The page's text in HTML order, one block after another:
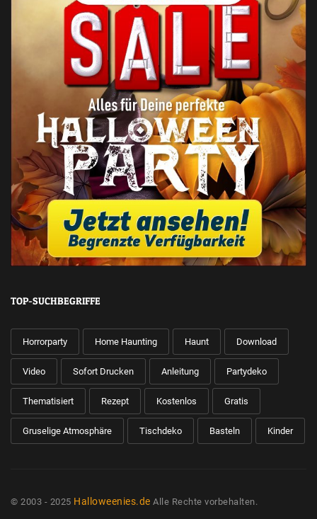
TOP-SUCHBEGRIFFE
Horrorparty Home Haunting Haunt Download
Video Sofort Drucken Anleitung Partydeko
Thematisiert Rezept Kostenlos Gratis
Gruselige Atmosphäre Tischdeko Basteln Kinder
© 2003 - 2025 Halloweenies.de Alle Rechte vorbehalten.